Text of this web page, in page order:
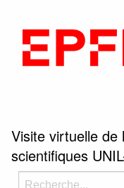
Visite virtuelle de
scientifiques